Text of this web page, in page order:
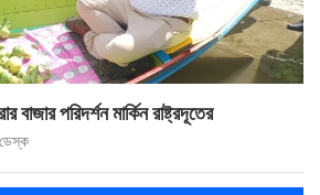
বাজার পরিদর্শন মার্কিন রাষ্ট্রদূতের